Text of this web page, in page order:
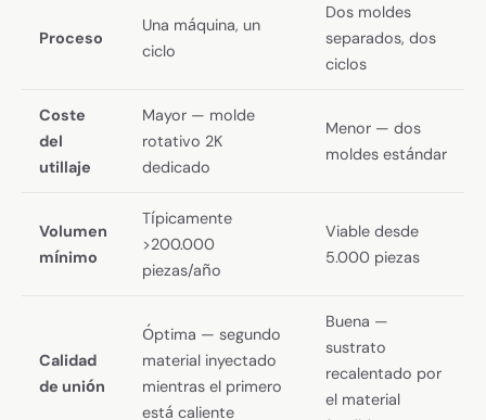
Proceso
Una máquina, un
ciclo
Dos moldes
separados, dos
ciclos
Coste
del
utillaje
Mayor — molde
rotativo 2K
dedicado
Menor — dos
moldes estándar
Volumen
mínimo
Típicamente
>200.000
piezas/año
Viable desde
5.000 piezas
Calidad
de unión
Óptima — segundo
material inyectado
mientras el primero
está caliente
Buena —
sustrato
recalentado por
el material